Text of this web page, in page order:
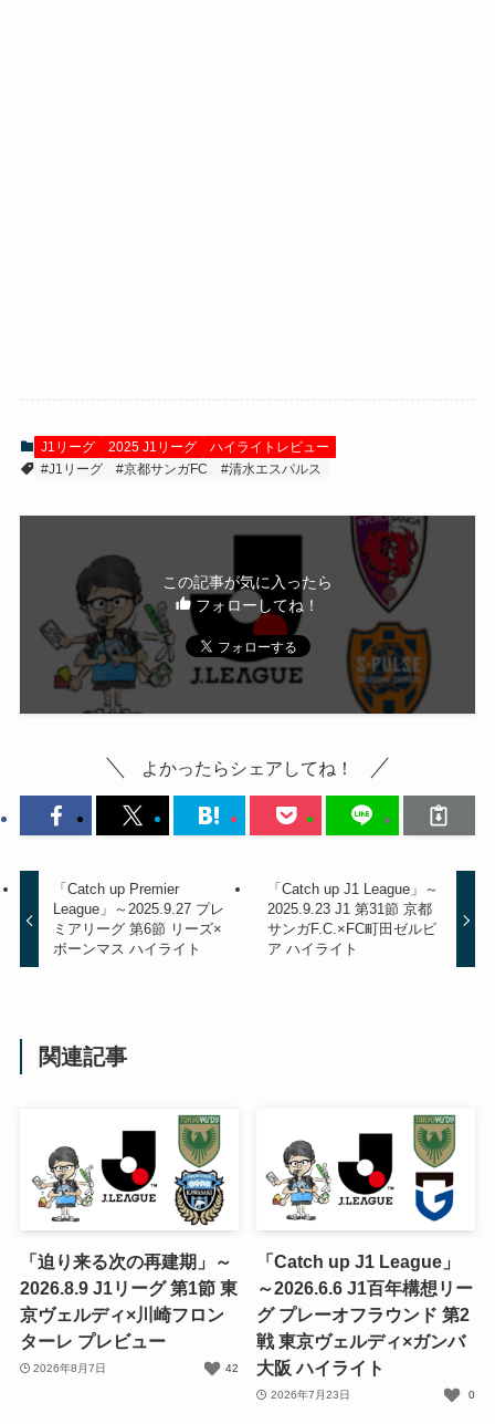
J1リーグ 2025 J1リーグ
ハイライトレビュー
#J1リーグ
#京都サンガFC #清水エスパルス
この記事が気に入ったら
フォローしてね！
よかったらシェアしてね！
「Catch up Premier
League」～2025.9.27 プレ
ミアリーグ 第6節 リーズ×
ボーンマス ハイライト
「Catch up J1 League」～
2025.9.23 J1 第31節 京都
サンガF.C.×FC町田ゼルビ
ア ハイライト
関連記事
「迫り来る次の再建期」～
2026.8.9 J1リーグ 第1節 東
京ヴェルディ×川崎フロン
ターレ プレビュー
2026年8月7日 42
「Catch up J1 League」
～2026.6.6 J1百年構想リー
グ プレーオフラウンド 第2
戦 東京ヴェルディ×ガンバ
大阪 ハイライト
2026年7月23日 0